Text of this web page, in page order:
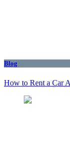
Blog
How to Rent a Car